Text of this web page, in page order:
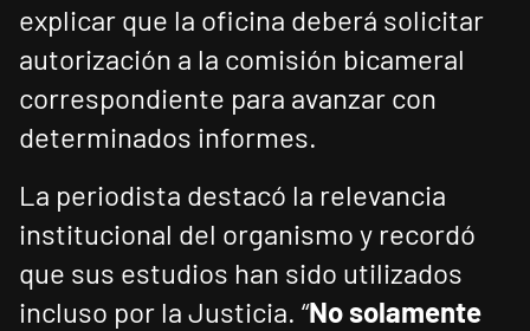
explicar que la oficina deberá solicitar
autorización a la comisión bicameral
correspondiente para avanzar con
determinados informes.
La periodista destacó la relevancia
institucional del organismo y recordó
que sus estudios han sido utilizados
incluso por la Justicia. “No solamente